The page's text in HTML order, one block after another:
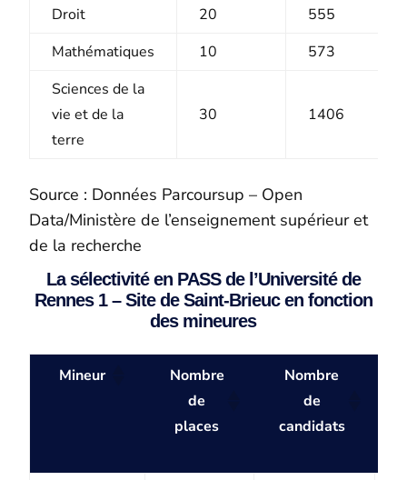
Droit 20
555
Mathématiques
10
573
Sciences de la
vie et de la
terre
30 1406
Source : Données Parcoursup – Open
Data/Ministère de l’enseignement supérieur et
de la recherche
La sélectivité en PASS de l’Université de
Rennes 1 – Site de Saint-Brieuc en fonction
des mineures
Mineur
Nombre
de
places
Nombre
de
candidats